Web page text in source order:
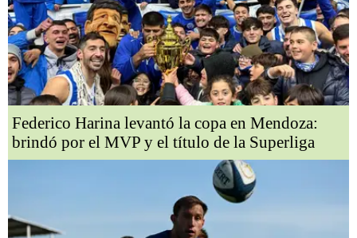
Federico Harina levantó la copa en Mendoza:
brindó por el MVP y el título de la Superliga